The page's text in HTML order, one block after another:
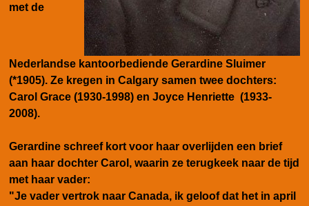
met de
Nederlandse kantoorbediende Gerardine Sluimer
(*1905). Ze kregen in Calgary samen twee dochters:
Carol Grace (1930-1998) en Joyce Henriette (1933-
2008).
Gerardine schreef kort voor haar overlijden een brief
aan haar dochter Carol, waarin ze terugkeek naar de tijd
met haar vader:
"Je vader vertrok naar Canada, ik geloof dat het in april